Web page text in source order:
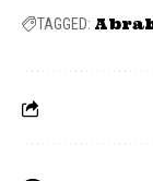
TAGGED: